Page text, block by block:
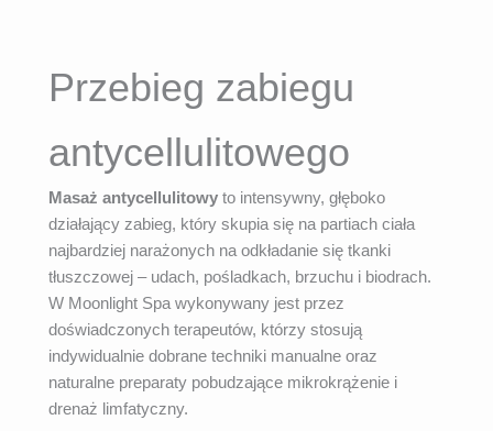
Przebieg zabiegu
antycellulitowego
Masaż antycellulitowy to intensywny, głęboko
działający zabieg, który skupia się na partiach ciała
najbardziej narażonych na odkładanie się tkanki
tłuszczowej – udach, pośladkach, brzuchu i biodrach.
W Moonlight Spa wykonywany jest przez
doświadczonych terapeutów, którzy stosują
indywidualnie dobrane techniki manualne oraz
naturalne preparaty pobudzające mikrokrążenie i
drenaż limfatyczny.